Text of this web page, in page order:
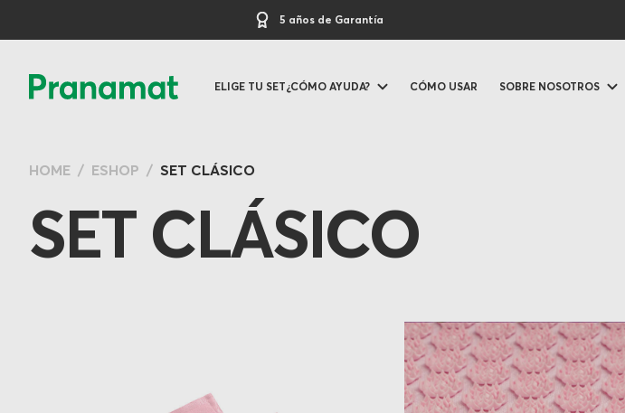
5 años de Garantía
ELIGE TU SET¿CÓMO AYUDA? CÓMO USAR SOBRE NOSOTROS
HOME ESHOP SET CLÁSICO
SET CLÁSICO